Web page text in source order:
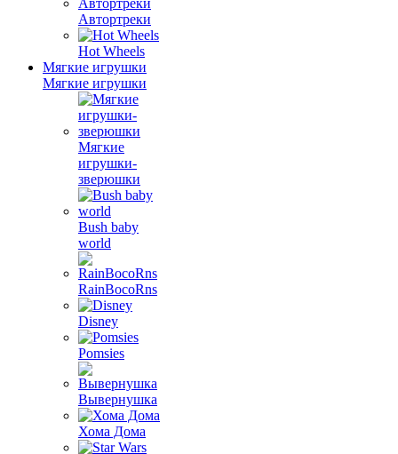
Автортреки
Hot Wheels
Мягкие игрушки
Мягкие игрушки
Мягкие
игрушки-
зверюшки
Bush baby
world
RainBocoRns
Disney
Pomsies
Вывернушка
Хома Дома